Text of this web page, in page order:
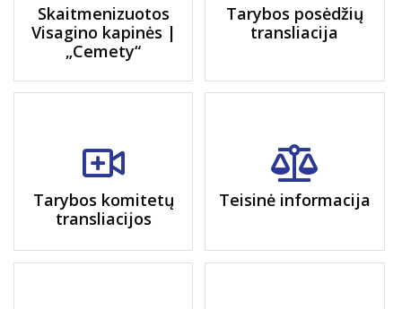
Skaitmenizuotos
Visagino kapinės |
„Cemety“
Tarybos posėdžių
transliacija
Tarybos komitetų
transliacijos
Teisinė informacija